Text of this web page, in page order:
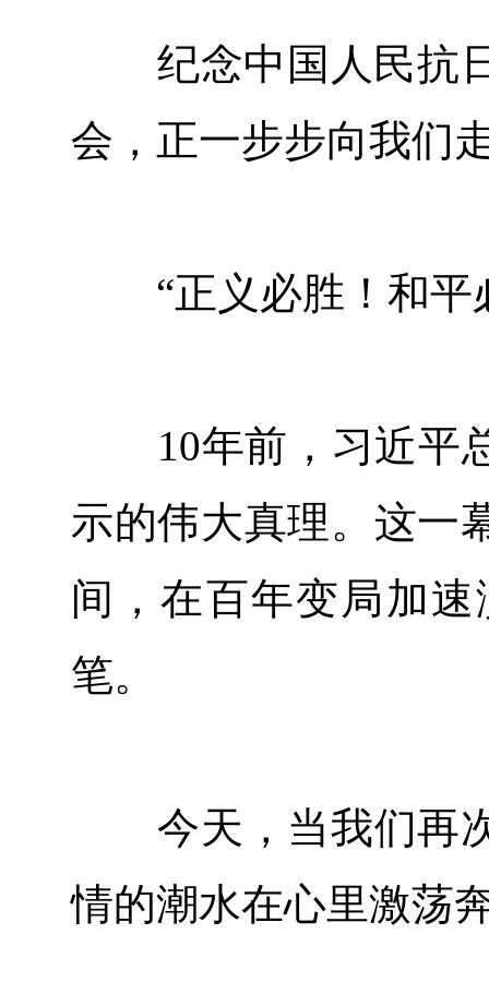
纪念中国人民抗日
会，正一步步向我们
“正义必胜！和平
10年前，习近平总
示的伟大真理。这一
间，在百年变局加
笔。
今天，当我们再次
情的潮水在心里激荡